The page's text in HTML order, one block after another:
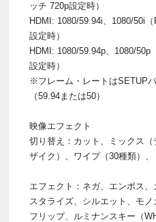
ッチ 720p設定時）
HDMI: 1080/59.94i、1080/50i
設定時）
HDMI: 1080/59.94p、1080/50p
設定時）
※フレーム・レートはSETUP
（59.94または50）
映像エフェクト
切り替え：カット、ミックス
ザイク）、ワイプ（30種類）、
エフェクト：ネガ、エンボス
スタライズ、シルエット、モノ
フリップ、ルミナンスキー（